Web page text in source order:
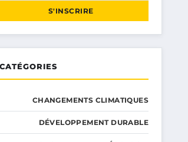
S'INSCRIRE
CATÉGORIES
CHANGEMENTS CLIMATIQUES
DÉVELOPPEMENT DURABLE